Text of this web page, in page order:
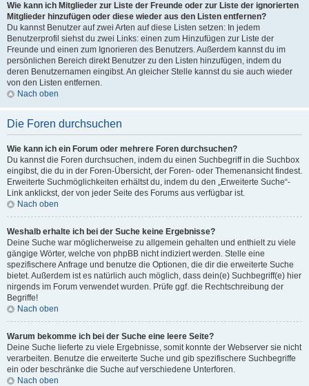
Wie kann ich Mitglieder zur Liste der Freunde oder zur Liste der ignorierten
Mitglieder hinzufügen oder diese wieder aus den Listen entfernen?
Du kannst Benutzer auf zwei Arten auf diese Listen setzen: In jedem
Benutzerprofil siehst du zwei Links: einen zum Hinzufügen zur Liste der
Freunde und einen zum Ignorieren des Benutzers. Außerdem kannst du im
persönlichen Bereich direkt Benutzer zu den Listen hinzufügen, indem du
deren Benutzernamen eingibst. An gleicher Stelle kannst du sie auch wieder
von den Listen entfernen.
Nach oben
Die Foren durchsuchen
Wie kann ich ein Forum oder mehrere Foren durchsuchen?
Du kannst die Foren durchsuchen, indem du einen Suchbegriff in die Suchbox
eingibst, die du in der Foren-Übersicht, der Foren- oder Themenansicht findest.
Erweiterte Suchmöglichkeiten erhältst du, indem du den „Erweiterte Suche“-
Link anklickst, der von jeder Seite des Forums aus verfügbar ist.
Nach oben
Weshalb erhalte ich bei der Suche keine Ergebnisse?
Deine Suche war möglicherweise zu allgemein gehalten und enthielt zu viele
gängige Wörter, welche von phpBB nicht indiziert werden. Stelle eine
spezifischere Anfrage und benutze die Optionen, die dir die erweiterte Suche
bietet. Außerdem ist es natürlich auch möglich, dass dein(e) Suchbegriff(e) hier
nirgends im Forum verwendet wurden. Prüfe ggf. die Rechtschreibung der
Begriffe!
Nach oben
Warum bekomme ich bei der Suche eine leere Seite?
Deine Suche lieferte zu viele Ergebnisse, somit konnte der Webserver sie nicht
verarbeiten. Benutze die erweiterte Suche und gib spezifischere Suchbegriffe
ein oder beschränke die Suche auf verschiedene Unterforen.
Nach oben